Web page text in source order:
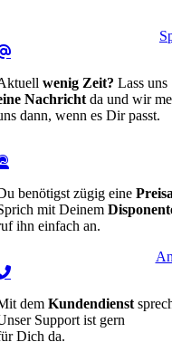
wenig Zeit? Lass uns
Nachricht da und wir
dann, wenn es Dir passt.
benötigst zügig eine
mit Deinem
ihn einfach an.
dem Kundendienst
Support ist gern
Dich da.